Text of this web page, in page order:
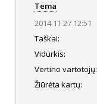
Tema
2014 11 27 12:51
Taškai:
Vidurkis:
Vertino vartotojų:
Žiūrėta kartų: